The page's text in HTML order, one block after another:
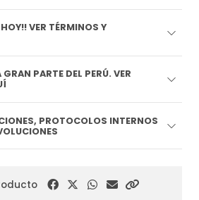
Y
PARTE DEL PERÚ. VER
PROTOCOLOS INTERNOS